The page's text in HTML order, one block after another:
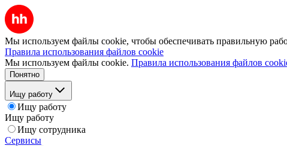
Мы используем файлы cookie, чтобы обеспечивать правильную
Правила использования файлов cookie
Мы используем файлы cookie. Правила использования файлов
Понятно
Ищу работу
Ищу работу
Ищу работу
Ищу сотрудника
Сервисы